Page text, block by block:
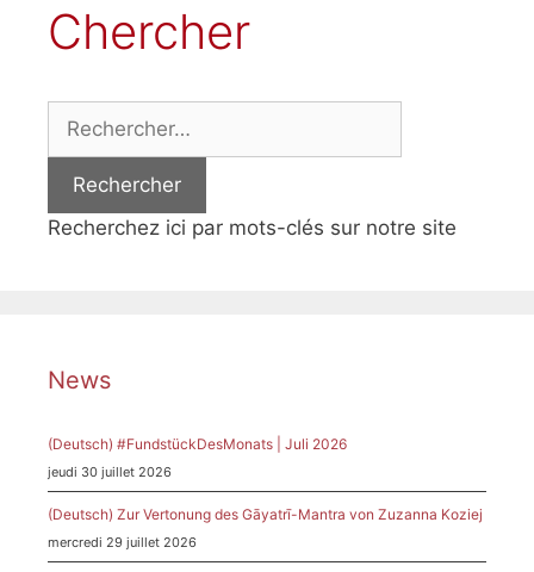
Chercher
Recherchez ici par mots-clés sur notre site
News
(Deutsch) #FundstückDesMonats | Juli 2026
jeudi 30 juillet 2026
(Deutsch) Zur Vertonung des Gāyatrī-Mantra von Zuzanna Koziej
mercredi 29 juillet 2026